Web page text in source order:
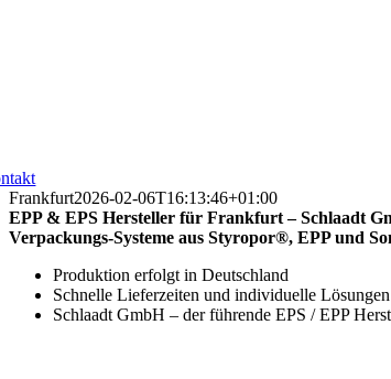
Frankfurt2026-02-06T16:13:46+01:00
EPP & EPS Hersteller für Frankfurt – Schlaadt
Verpackungs-Systeme aus Styropor®, EPP und
Produktion erfolgt in Deutschland
Schnelle Lieferzeiten und individuelle
Schlaadt GmbH – der führende EPS / EPP